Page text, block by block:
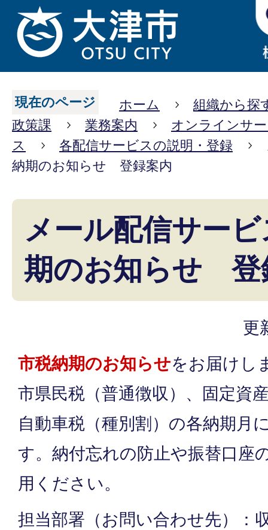
現在のページ ホーム
組織から探
政策課
業務案内
オンラインサ
ス
各配信サービスの説明・登録
納期のお知らせ 登録案内
メール配信サー
期のお知らせ 登
更
市税納期のお知らせをお届けし
市県民税（普通徴収）、固定資
自動車税（種別割）の各納期月
す。納付忘れの防止や振替口座
用ください。
担当部署（お問い合わせ先）